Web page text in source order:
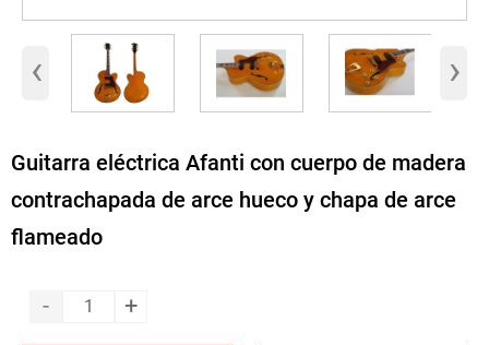
‹ ›
Guitarra eléctrica Afanti con cuerpo de madera
contrachapada de arce hueco y chapa de arce
flameado
- +